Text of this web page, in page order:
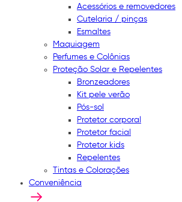
Acessórios e removedores
Cutelaria / pinças
Esmaltes
Maquiagem
Perfumes e Colônias
Proteção Solar e Repelentes
Bronzeadores
Kit pele verão
Pós-sol
Protetor corporal
Protetor facial
Protetor kids
Repelentes
Tintas e Colorações
Conveniência